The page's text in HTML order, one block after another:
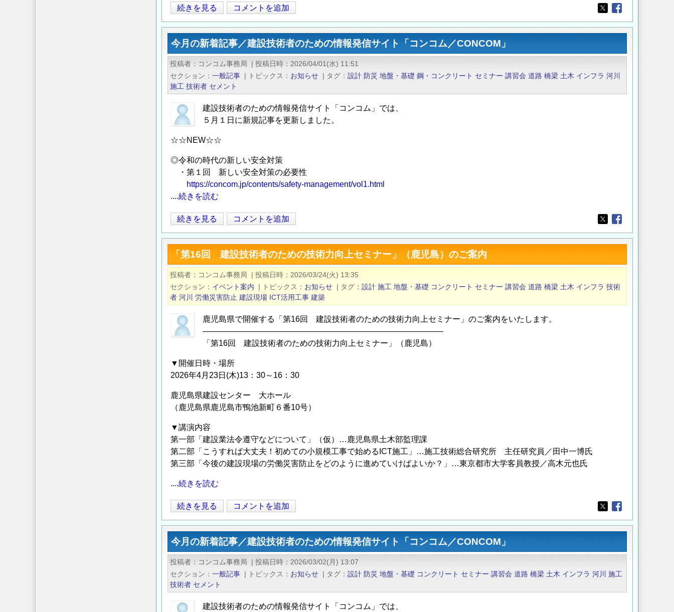
情
報
発
信
サ
イ
ト
ン
ム
CONCOM」
の
今
月
の
新
着
事
／
建
設
術
者
の
め
情
報
発
信
サ
イ
ト
ン
／
CONCOM」
続きを見る コメントを追加
Opens in a new
Opens in a new
今月の新着記事／建設技術者のための情報発信サイト「コンコム／CONCOM」
投稿者 コンコム事務局 | 投稿日時
2026/04/01(水) 11:51
セクション
一般記事 | トピックス お知らせ | タグ 設計 防災 地盤・基礎 鋼・コンクリート セミナー 講習会 道路 橋梁 土木 インフラ 河川
施工 技術者 セメント
建設技術者のための情報発信サイト「コンコム」では、
５月１日に新規記事を更新しました。
☆☆NEW☆☆
◎令和の時代の新しい安全対策
・第１回 新しい安全対策の必要性
https://concom.jp/contents/safety-management/vol1.html
....続きを読む
今
月
の
新
着
事
／
建
設
者
た
め
情
報
発
信
サ
ト
「コ
ン
コ
ム
／
CONCOM」
の
続きを見る コメントを追加
Opens in a new
Opens in a new
「第16回 建設技術者のための技術力向上セミナー」（鹿児島）のご案内
投稿者 コンコム事務局 | 投稿日時
2026/03/24(火) 13:35
セクション
イベント案内 | トピックス お知らせ | タグ 設計 施工 地盤・基礎 コンクリート セミナー 講習会 道路 橋梁 土木 インフラ 技術
者 河川 労働災害防止 建設現場 ICT活用工事 建築
鹿児島県で開催する「第16回 建設技術者のための技術力向上セミナー」のご案内をいたします。
――――――――――――――――――――――――――――――
「第16回 建設技術者のための技術力向上セミナー」（鹿児島）
▼開催日時・場所
2026年4月23日(木)13：30～16：30
鹿児島県建設センター 大ホール
（鹿児島県鹿児島市鴨池新町６番10号）
▼講演内容
第一部「建設業法令遵守などについて」（仮）…鹿児島県土木部監理課
第二部「こうすれば大丈夫！初めての小規模工事で始めるICT施工」…施工技術総合研究所 主任研究員／田中一博氏
第三部「今後の建設現場の労働災害防止をどのように進めていけばよいか？」…東京都市大学客員教授／高木元也氏
....続きを読む
「第
16
回
建
設
術
者
の
続きを見る コメントを追加
Opens in a new
Opens in a new
今月の新着記事／建設技術者のための情報発信サイト「コンコム／CONCOM」
投稿者 コンコム事務局 | 投稿日時
2026/03/02(月) 13:07
セクション
一般記事 | トピックス お知らせ | タグ 設計 防災 地盤・基礎 コンクリート セミナー 講習会 道路 橋梁 土木 インフラ 河川
施工
技術者 セメント
建設技術者のための情報発信サイト「コンコム」では、